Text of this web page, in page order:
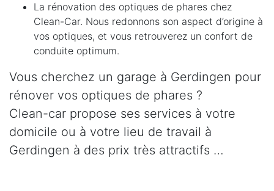
La rénovation des optiques de phares chez
Clean-Car. Nous redonnons son aspect d’origine à
vos optiques, et vous retrouverez un confort de
conduite optimum.
Vous cherchez un garage à Gerdingen pour
rénover vos optiques de phares ?
Clean-car propose ses services à votre
domicile ou à votre lieu de travail à
Gerdingen à des prix très attractifs …